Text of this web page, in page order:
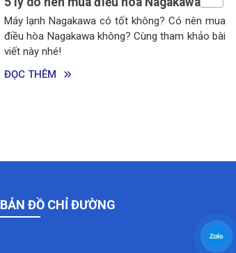
Máy lạnh Nagakawa có tốt không? Có nên mua
điều hòa Nagakawa không? Cùng tham khảo bài
viết này nhé!
ĐỌC THÊM
BẢN ĐỒ CHỈ ĐƯỜNG